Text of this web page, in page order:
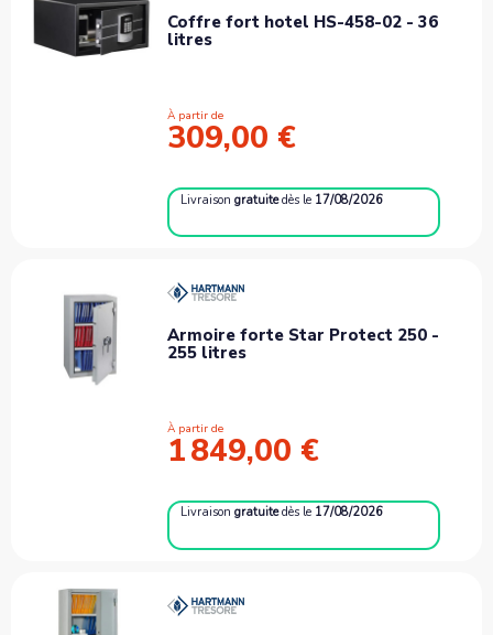
Coffre fort hotel HS-458-02 - 36
litres
À partir de
309,00 €
Livraisongratuite dès le 17/08/2026
Armoire forte Star Protect 250 -
255 litres
À partir de
1 849,00 €
Livraisongratuite dès le 17/08/2026